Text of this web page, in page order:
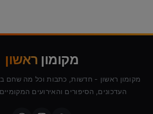
מקומון ראשון
מקומון ראשון - חדשות, כתבות וכל מה שחם
העדכונים, הסיפורים והאירועים